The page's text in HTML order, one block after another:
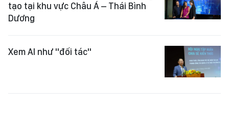
tạo tại khu vực Châu Á – Thái Bình
Dương
Xem AI như "đối tác"